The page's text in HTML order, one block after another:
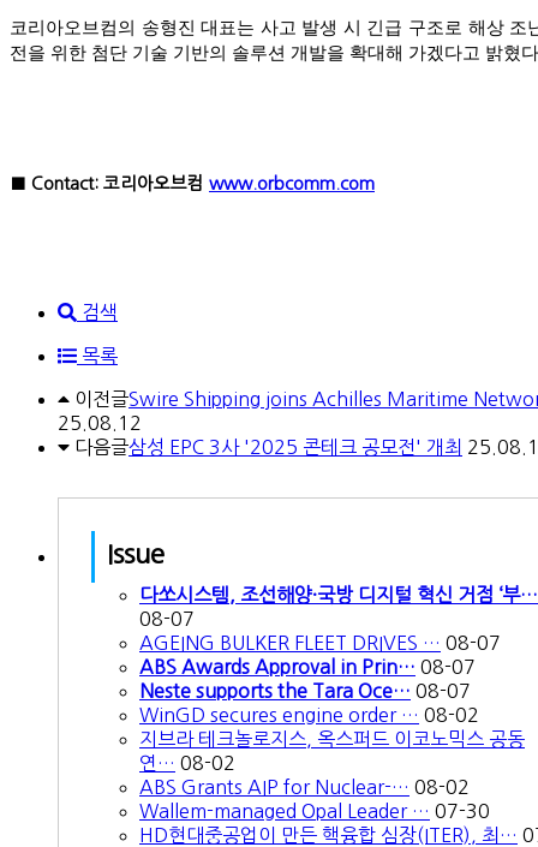
코리아오브컴의 송형진 대표는 사고 발생 시 긴급 구조로 해상
전을 위한 첨단 기술 기반의 솔루션 개발을 확대해 가겠다고 밝혔
■ Contact: 코리아오브컴 www.orbcomm.com
검색
목록
이전글Swire Shipping joins Achilles Maritime
25.08.12
다음글삼성 EPC 3사 '2025 콘테크 공모전' 개최
Issue
다쏘시스템, 조선해양·국방 디지털 혁신 거점 ‘부…
08-07
AGEING BULKER FLEET DRIVES … 08-07
ABS Awards Approval in Prin… 08-07
Neste supports the Tara Oce… 08-07
WinGD secures engine order … 08-02
지브라 테크놀로지스, 옥스퍼드 이코노믹스 공동
연… 08-02
ABS Grants AIP for Nuclear-… 08-02
Wallem-managed Opal Leader … 07-30
HD현대중공업이 만든 핵융합 심장(ITER), 최…